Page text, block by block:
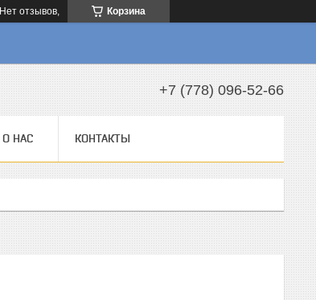
Корзина
Нет отзывов,
+7 (778) 096-52-66
О НАС КОНТАКТЫ